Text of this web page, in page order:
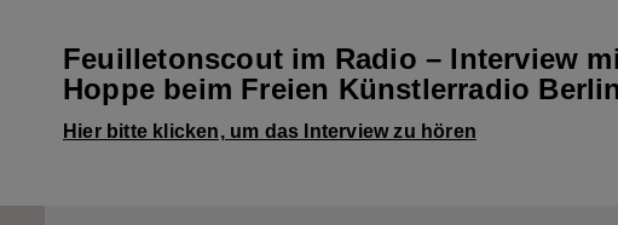
Feuilletonscout im Radio – Interview
Hoppe beim Freien Künstlerradio Berlin
Hier bitte klicken, um das Interview zu hören